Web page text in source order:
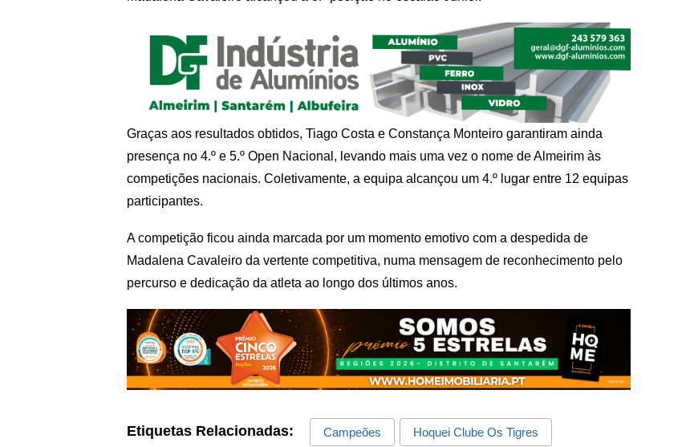
Graças aos resultados obtidos, Tiago Costa e Constança Monteiro garantiram ainda
presença no 4.º e 5.º Open Nacional, levando mais uma vez o nome de Almeirim às
competições nacionais. Coletivamente, a equipa alcançou um 4.º lugar entre 12 equipas
participantes.
A competição ficou ainda marcada por um momento emotivo com a despedida de
Madalena Cavaleiro da vertente competitiva, numa mensagem de reconhecimento pelo
percurso e dedicação da atleta ao longo dos últimos anos.
Etiquetas Relacionadas: Campeões Hoquei Clube Os Tigres